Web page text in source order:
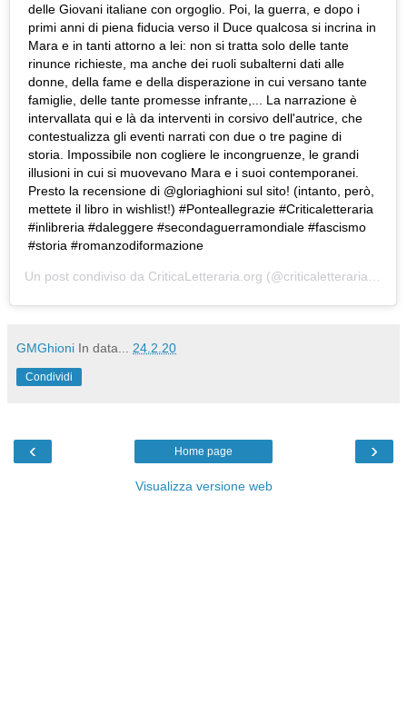
delle Giovani italiane con orgoglio. Poi, la guerra, e dopo i
primi anni di piena fiducia verso il Duce qualcosa si incrina in
Mara e in tanti attorno a lei: non si tratta solo delle tante
rinunce richieste, ma anche dei ruoli subalterni dati alle
donne, della fame e della disperazione in cui versano tante
famiglie, delle tante promesse infrante,... La narrazione è
intervallata qui e là da interventi in corsivo dell'autrice, che
contestualizza gli eventi narrati con due o tre pagine di
storia. Impossibile non cogliere le incongruenze, le grandi
illusioni in cui si muovevano Mara e i suoi contemporanei.
Presto la recensione di @gloriaghioni sul sito! (intanto, però,
mettete il libro in wishlist!) #Ponteallegrazie #Criticaletteraria
#inlibreria #daleggere #secondaguerramondiale #fascismo
#storia #romanzodiformazione
Un post condiviso da CriticaLetteraria.org (@criticaletteraria) in data:
GMGhioni In data... 24.2.20
Condividi
‹ ›
Home page
Visualizza versione web